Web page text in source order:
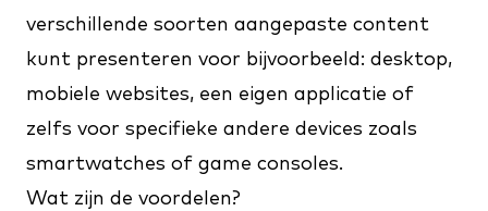
verschillende soorten aangepaste content
kunt presenteren voor bijvoorbeeld: desktop,
mobiele websites, een eigen applicatie of
zelfs voor specifieke andere devices zoals
smartwatches of game consoles.
Wat zijn de voordelen?